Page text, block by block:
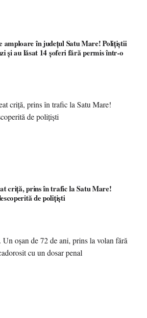
amploare în județul Satu Mare! Polițiștii
și au lăsat 14 șoferi fără permis într-o
criță, prins în trafic la Satu Mare!
de polițiști